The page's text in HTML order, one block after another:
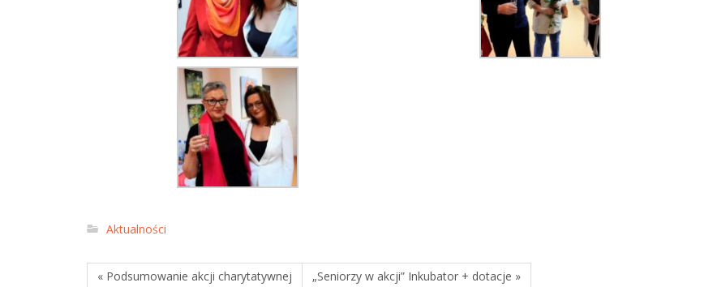
Aktualności
« Podsumowanie akcji charytatywnej „Seniorzy w akcji” Inkubator + dotacje »